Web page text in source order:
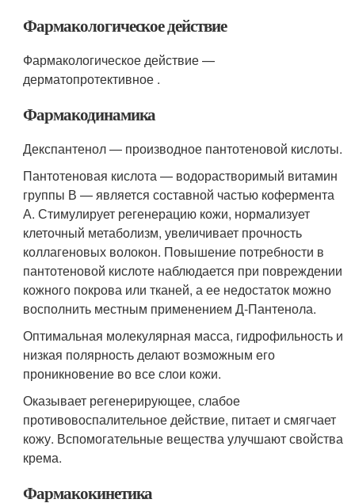
Фармакологическое действие
Фармакологическое действие —
дерматопротективное .
Фармакодинамика
Декспантенол — производное пантотеновой кислоты.
Пантотеновая кислота — водорастворимый витамин
группы В — является составной частью кофермента
А. Стимулирует регенерацию кожи, нормализует
клеточный метаболизм, увеличивает прочность
коллагеновых волокон. Повышение потребности в
пантотеновой кислоте наблюдается при повреждении
кожного покрова или тканей, а ее недостаток можно
восполнить местным применением Д-Пантенола.
Оптимальная молекулярная масса, гидрофильность и
низкая полярность делают возможным его
проникновение во все слои кожи.
Оказывает регенерирующее, слабое
противовоспалительное действие, питает и смягчает
кожу. Вспомогательные вещества улучшают свойства
крема.
Фармакокинетика